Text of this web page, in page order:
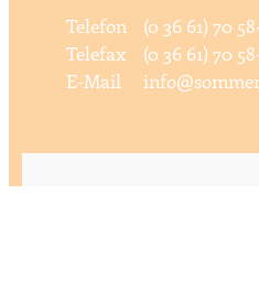
Telefon
(0 36 61) 70
Telefax
(0 36 61) 70
E-Mail